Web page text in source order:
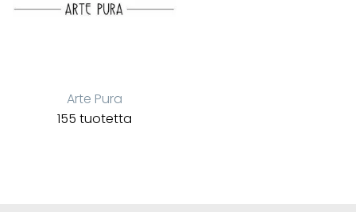
Arte Pura
155 tuotetta